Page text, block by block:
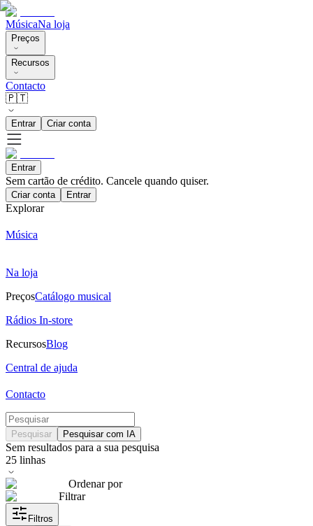
MúsicaNa loja
Preços
Recursos
Contacto
🇵🇹
Entrar Criar conta
Entrar
Sem cartão de crédito. Cancele quando quiser.
Criar conta Entrar
Explorar
Música
Na loja
PreçosCatálogo musical
Rádios In-store
RecursosBlog
Central de ajuda
Contacto
Pesquisar Pesquisar com IA
Sem resultados para a sua pesquisa
25 linhas
Ordenar por
Filtrar
Filtros